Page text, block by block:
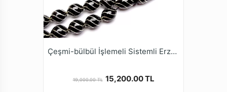
güçlükle yaklaşık 300-400 metre yer altından
çıkarılmaktadır. Doğal Fosil yapısına sahip olan Oltu
Taşı bu güçlük nedeniyle Değerli taşlar sınıfındadır.
* İsmini çıkarıldığı İlçenin isminden alan bu taş,
genellikle siyah ve çok narin görülse de kahve
Çeşmi-bülbül İşlemeli Sistemli Erzurum Oltu Tesbihi
19,000.00 TL 15,200.00 TL